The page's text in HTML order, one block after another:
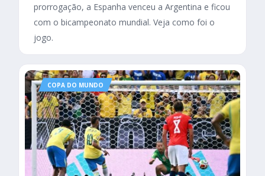
prorrogação, a Espanha venceu a Argentina e ficou
com o bicampeonato mundial. Veja como foi o
jogo.
COPA DO MUNDO